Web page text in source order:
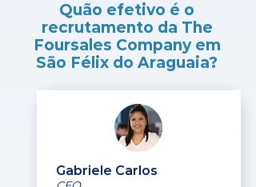
Quão efetivo é o
recrutamento da The
Foursales Company em
São Félix do Araguaia?
Gabriele Carlos